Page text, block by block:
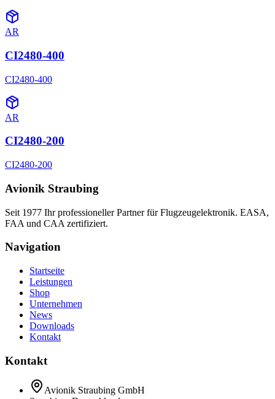
AR
CI2480-400
CI2480-400
AR
CI2480-200
CI2480-200
Avionik Straubing
Seit 1977 Ihr professioneller Partner für Flugzeugelektronik. EASA,
FAA und CAA zertifiziert.
Navigation
Startseite
Leistungen
Shop
Unternehmen
News
Downloads
Kontakt
Kontakt
Avionik Straubing GmbH